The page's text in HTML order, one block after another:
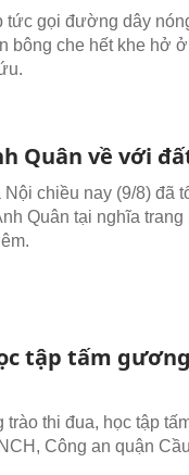
tức gọi đường dây
bông che hết khe hở
Quân về với
chiều nay (9/8) đã
Quân tại nghĩa trang
tập tấm
thi đua, học tập
Công an quận